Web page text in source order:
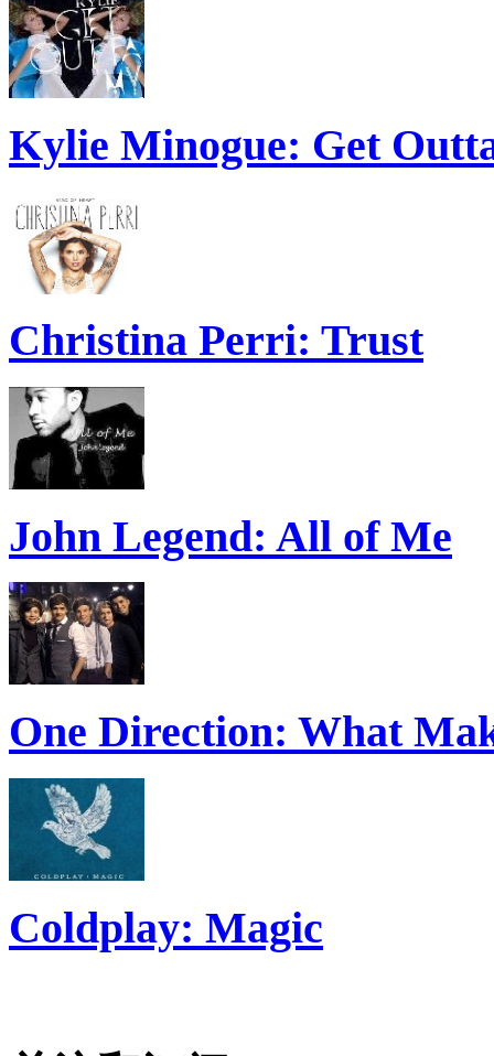
Kylie Minogue: Get
Christina Perri: Trust
John Legend: All of Me
One Direction: What
Coldplay: Magic